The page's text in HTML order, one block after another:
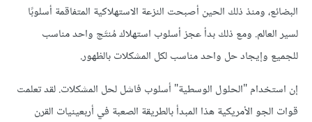
البضائع، ومنذ ذلك الحين أصبحت النزعة الاستهلاكية المتفاقمة أسلوبًا
لسير العالم. ومع ذلك بدأ عجز أسلوب استهلاك مُنتَج واحد مناسب
للجميع وإيجاد حل واحد مناسب لكل المشكلات بالظهور.
إن استخدام "الحلول الوسطية" أسلوب فاشل لحل المشكلات. لقد تعلمت
قوات الجو الأمريكية هذا المبدأ بالطريقة الصعبة في أربعينيات القرن